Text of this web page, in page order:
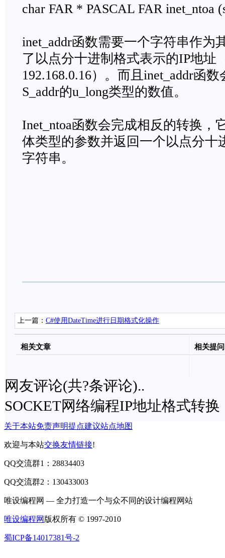
char FAR * PASCAL FAR inet_ntoa
inet_addr函数需要一个字符串作为
了以点分十进制格式表示的IP地址
192.168.0.16）。而且inet_addr函
S_addr的u_long类型的数值。
Inet_ntoa函数会完成相反的转换，
体类型的参数并返回一个以点分十
字符串。
上一篇： C#使用DateTime进行日期格式化操作
相关文章 相关提问
网友评论(共?条评论)..
SOCKET网络编程IP地址格式转换
关于本站免责声明提点建议站点地图
欢迎与本站交换友情链接!
QQ交流群1：28834403
QQ交流群2：130433003
唯设编程网 — 全力打造一个与众不同的设计编程网站
唯设编程网 版权所有 © 1997-2010
蜀ICP备14017381号-2